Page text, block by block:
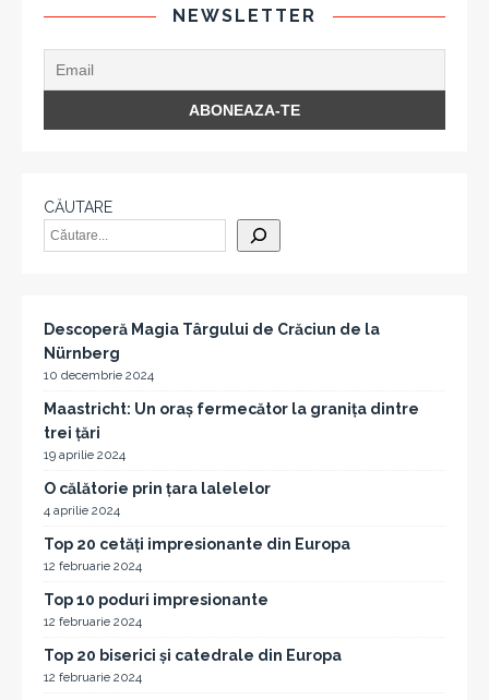
NEWSLETTER
CĂUTARE
Descoperă Magia Târgului de Crăciun de la
Nürnberg
10 decembrie 2024
Maastricht: Un oraș fermecător la granița dintre
trei țări
19 aprilie 2024
O călătorie prin țara lalelelor
4 aprilie 2024
Top 20 cetăți impresionante din Europa
12 februarie 2024
Top 10 poduri impresionante
12 februarie 2024
Top 20 biserici și catedrale din Europa
12 februarie 2024